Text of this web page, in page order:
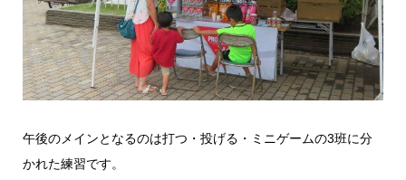
午後のメインとなるのは打つ・投げる・ミニゲームの3班に分
かれた練習です。